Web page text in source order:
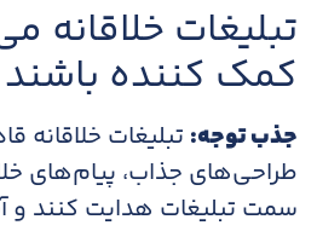
تبلیغات خلاقانه
کمک کننده باشند
جذب توجه: تبلیغات خلاقانه
طراحی‌های جذاب، پیام‌های
سمت تبلیغات هدایت کنند و